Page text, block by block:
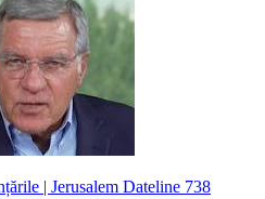
| Jerusalem Dateline 738